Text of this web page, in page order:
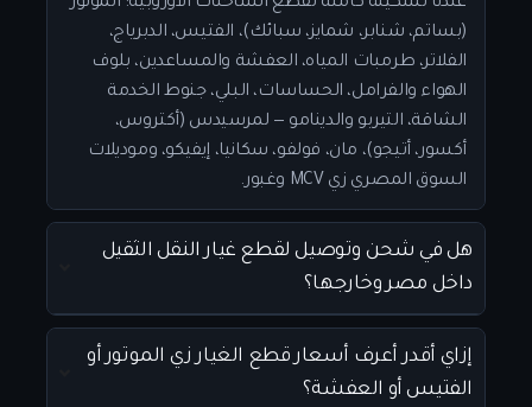
(بساتم، شنابر، شمايز، سبائك)، الفتيس، الدبرياج،
الفلاتر، طرمبات المياه، العفشة والمساعدين، بلوف
الهواء والفرامل، الحساسات، البلي، جنوط الخدمة
الشاقة، التيربو والدينامو — لمرسيدس (أكتروس،
أكسور، أتيجو)، مان، فولفو، سكانيا، إيفيكو، وموديلات
السوق المصري زي MCV وغبور.
هل في شحن وتوصيل لقطع غيار النقل الثقيل
داخل مصر وخارجها؟
إزاي أقدر أعرف أسعار قطع الغيار زي الموتور أو
الفتيس أو العفشة؟